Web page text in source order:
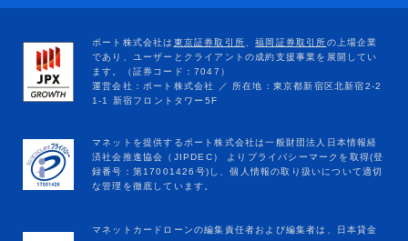
マネットカードローンの編集責任者および編集者は、日本貸金